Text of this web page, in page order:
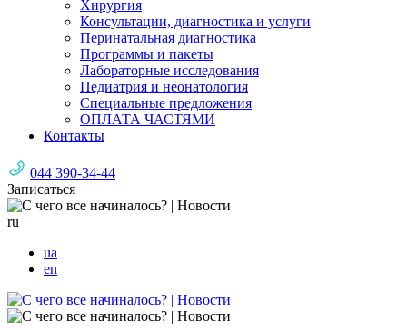
Хирургия
Консультации, диагностика и услуги
Перинатальная диагностика
Программы и пакеты
Лабораторные исследования
Педиатрия и неонатология
Специальные предложения
ОПЛАТА ЧАСТЯМИ
Контакты
044 390-34-44
Записаться
ru
ua
en